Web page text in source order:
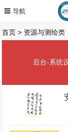
首页 > 资源与测绘类
后台-系统